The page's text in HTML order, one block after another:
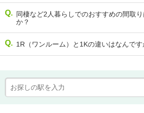
同棲など2人暮らしでのおすすめの間取
か？
1R（ワンルーム）と1Kの違いはなんです